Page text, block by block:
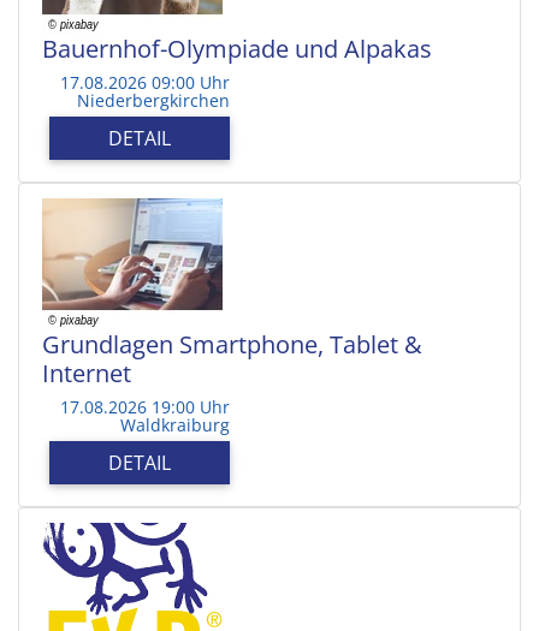
Bauernhof-Olympiade und Alpakas
17.08.2026 09:00 Uhr
Niederbergkirchen
DETAIL
Grundlagen Smartphone, Tablet &
Internet
17.08.2026 19:00 Uhr
Waldkraiburg
DETAIL